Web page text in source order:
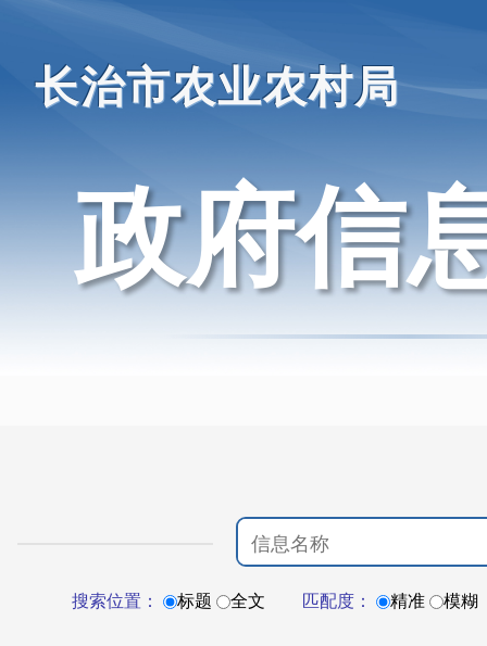
长治市农业农村局
政府信
搜索位置： 标题 全文 匹配度： 精准 模糊